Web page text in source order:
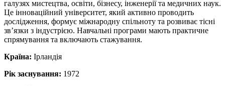
галузях мистецтва, освіти, бізнесу, інженерії та медичних наук.
Це інноваційний університет, який активно проводить
дослідження, формує міжнародну спільноту та розвиває тісні
зв’язки з індустрією. Навчальні програми мають практичне
спрямування та включають стажування.
Країна: Ірландія
Рік заснування: 1972